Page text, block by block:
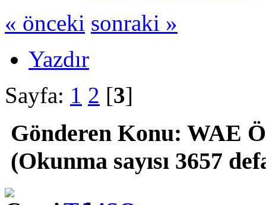
« önceki sonraki »
Yazdır
Sayfa: 1 2 [3]
Gönderen Konu: WAE
(Okunma sayısı 3657